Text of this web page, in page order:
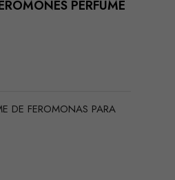
PERFUME
DE FEROMONAS PARA